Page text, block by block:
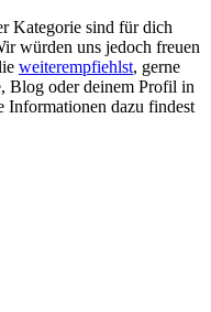
Kategorie sind für dich
würden uns jedoch freuen
weiterempfiehlst, gerne
Blog oder deinem Profil in
Informationen dazu findest